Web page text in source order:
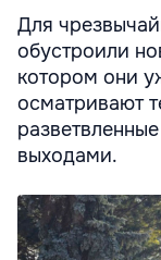
Для
обустроили
котором они
осматривают
выходами.